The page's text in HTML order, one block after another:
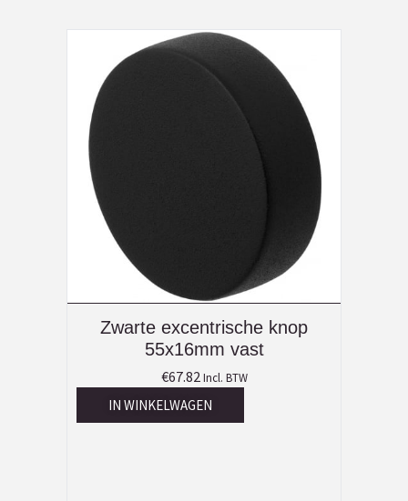
Zwarte excentrische knop
55x16mm vast
€67.82 Incl. BTW
IN WINKELWAGEN